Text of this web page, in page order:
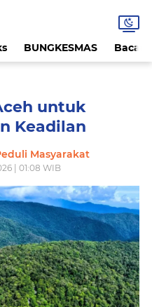
BUNGKESMAS
untuk
Keadilan
Masyarakat
| 01:08 WIB